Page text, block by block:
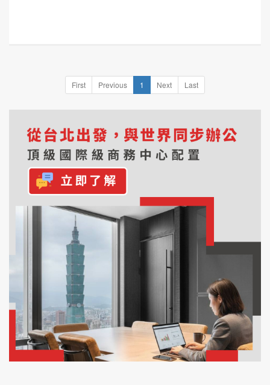
First Previous 1 Next Last